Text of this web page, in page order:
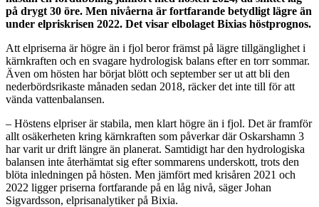
på drygt 30 öre. Men nivåerna är fortfarande betydligt lägre än
under elpriskrisen 2022. Det visar elbolaget Bixias höstprognos.
Att elpriserna är högre än i fjol beror främst på lägre tillgänglighet i
kärnkraften och en svagare hydrologisk balans efter en torr sommar.
Även om hösten har börjat blött och september ser ut att bli den
nederbördsrikaste månaden sedan 2018, räcker det inte till för att
vända vattenbalansen.
– Höstens elpriser är stabila, men klart högre än i fjol. Det är framför
allt osäkerheten kring kärnkraften som påverkar där Oskarshamn 3
har varit ur drift längre än planerat. Samtidigt har den hydrologiska
balansen inte återhämtat sig efter sommarens underskott, trots den
blöta inledningen på hösten. Men jämfört med krisåren 2021 och
2022 ligger priserna fortfarande på en låg nivå, säger Johan
Sigvardsson, elprisanalytiker på Bixia.